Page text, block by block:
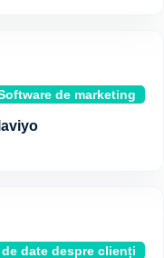
de marketing
date despre clienți